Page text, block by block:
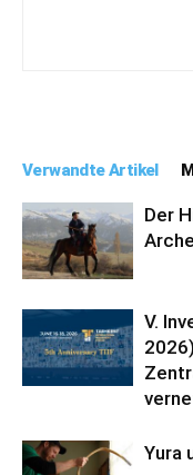
Verwandte Artikel
Der
V.
Yura